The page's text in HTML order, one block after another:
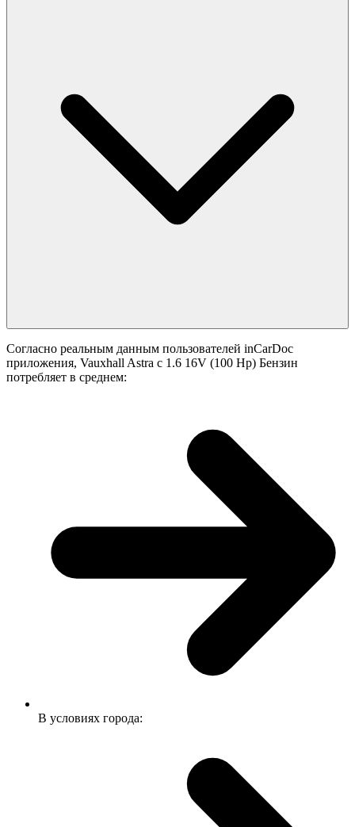
Согласно реальным данным пользователей inCarDoc
приложения, Vauxhall Astra с 1.6 16V (100 Hp) Бензин
потребляет в среднем:
В условиях города: